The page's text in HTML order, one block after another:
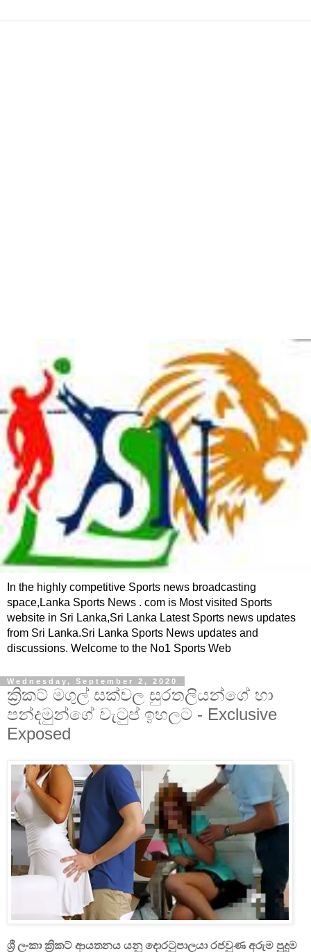
In the highly competitive Sports news broadcasting
space,Lanka Sports News . com is Most visited Sports
website in Sri Lanka,Sri Lanka Latest Sports news updates
from Sri Lanka.Sri Lanka Sports News updates and
discussions. Welcome to the No1 Sports Web
Wednesday, September 2, 2020
ක්‍රිකට් මගුල් සක්වල සුරතලියන්ගේ හා
පන්දමුන්ගේ වැටුප් ඉහලට - Exclusive
Exposed
ශ්‍රී ලංකා ක්‍රිකට් ආයතනය යනු දොරටුපාලයා රජවුණ අරුම පුදුම